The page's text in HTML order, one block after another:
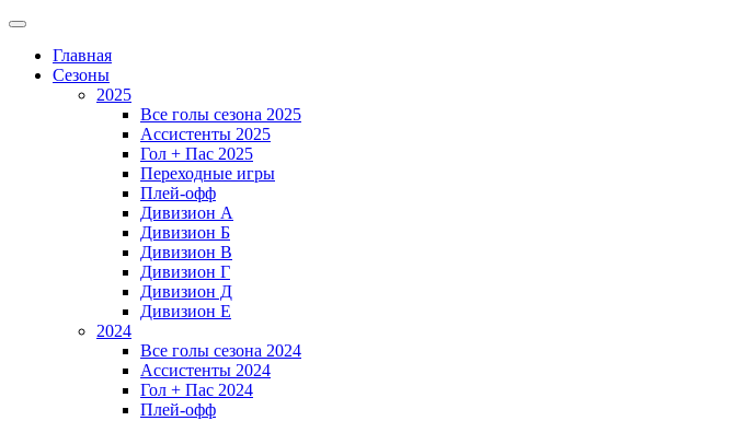
Главная
Сезоны
2025
Все голы сезона 2025
Ассистенты 2025
Гол + Пас 2025
Переходные игры
Плей-офф
Дивизион A
Дивизион Б
Дивизион В
Дивизион Г
Дивизион Д
Дивизион Е
2024
Все голы сезона 2024
Ассистенты 2024
Гол + Пас 2024
Плей-офф